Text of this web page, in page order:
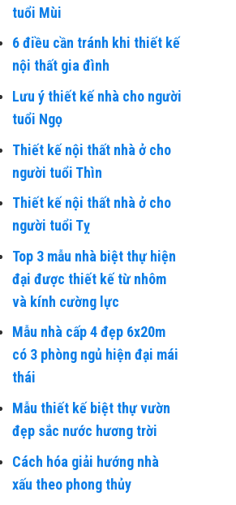
tuổi Mùi
6 điều cần tránh khi thiết kế
nội thất gia đình
Lưu ý thiết kế nhà cho người
tuổi Ngọ
Thiết kế nội thất nhà ở cho
người tuổi Thìn
Thiết kế nội thất nhà ở cho
người tuổi Tỵ
Top 3 mẫu nhà biệt thự hiện
đại được thiết kế từ nhôm
và kính cường lực
Mẫu nhà cấp 4 đẹp 6x20m
có 3 phòng ngủ hiện đại mái
thái
Mẫu thiết kế biệt thự vườn
đẹp sắc nước hương trời
Cách hóa giải hướng nhà
xấu theo phong thủy